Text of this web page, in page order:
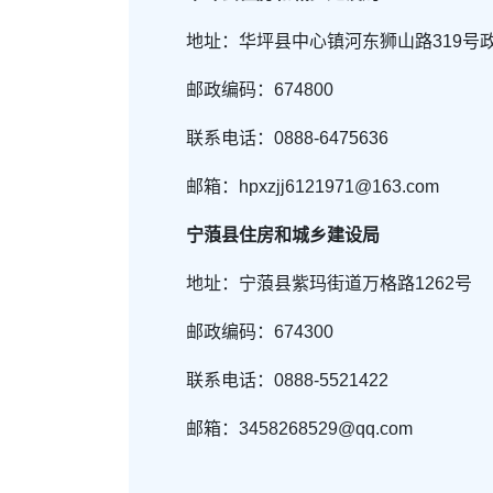
地址：华坪县中心镇河东狮山路319号
邮政编码：674800
联系电话：0888-6475636
邮箱：hpxzjj6121971@163.com
宁蒗县住房和城乡建设局
地址：宁蒗县紫玛街道万格路1262号
邮政编码：674300
联系电话：0888-5521422
邮箱：3458268529@qq.com